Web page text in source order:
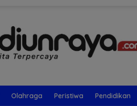
Olahraga Peristiwa Pendidikan